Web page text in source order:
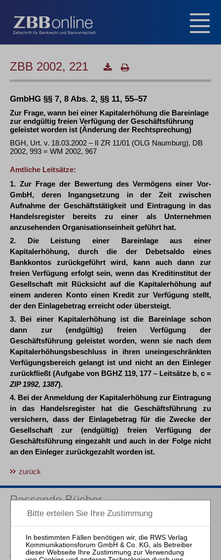
ZBB 2002, 221
GmbHG §§ 7, 8 Abs. 2, §§ 11, 55–57
Zur Frage, wann bei einer Kapitalerhöhung die Bareinlage
zur endgültig freien Verfügung der Geschäftsführung
geleistet worden ist (Änderung der Rechtsprechung)
BGH, Urt. v. 18.03.2002 – II ZR 11/01 (OLG Naumburg), DB
2002, 993 = WM 2002, 967
Amtliche Leitsätze:
1. Zur Frage der Bewertung des Vermögens einer Vor-
GmbH, deren Ingangsetzung in der Zeit zwischen
Aufnahme der Geschäftstätigkeit und Eintragung in das
Handelsregister bereits zu einer als Unternehmen
anzusehenden Organisationseinheit geführt hat.
2. Die Leistung einer Bareinlage aus einer
Kapitalerhöhung, durch die der Debetsaldo eines
Bankkontos zurückgeführt wird, kann auch dann zur
freien Verfügung erfolgt sein, wenn das Kreditinstitut der
Gesellschaft mit Rücksicht auf die Kapitalerhöhung auf
einem anderen Konto einen Kredit zur Verfügung stellt,
der den Einlagebetrag erreicht oder übersteigt.
3. Bei einer Kapitalerhöhung ist die Bareinlage schon
dann zur (endgültig) freien Verfügung der
Geschäftsführung geleistet worden, wenn sie nach dem
Kapitalerhöhungsbeschluss in ihren uneingeschränkten
Verfügungsbereich gelangt ist und nicht an den Einleger
zurückfließt (Aufgabe von BGHZ 119, 177 – Leitsätze b, c =
ZIP 1992, 1387).
4. Bei der Anmeldung der Kapitalerhöhung zur Eintragung
in das Handelsregister hat die Geschäftsführung zu
versichern, dass der Einlagebetrag für die Zwecke der
Gesellschaft zur (endgültig) freien Verfügung der
Geschäftsführung eingezahlt und auch in der Folge nicht
an den Einleger zurückgezahlt worden ist.
zurück
Passende Bücher
Schröder
Die Reform des
Eigenkapitalersatzrechts
durch das MoMiG